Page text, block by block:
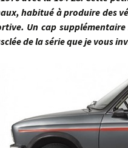
habitué à produire des
Un cap
de la série que je vous